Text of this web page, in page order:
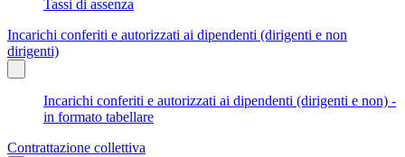
Tassi di assenza
Incarichi conferiti e autorizzati ai dipendenti (dirigenti e non
dirigenti)
Incarichi conferiti e autorizzati ai dipendenti (dirigenti e non) -
in formato tabellare
Contrattazione collettiva